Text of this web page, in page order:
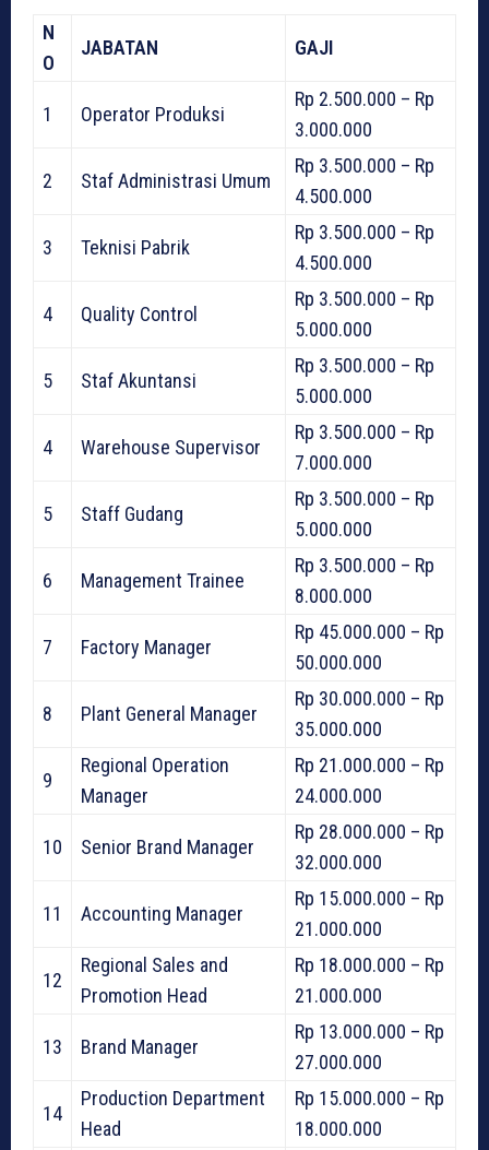
N
O
JABATAN GAJI
1 Operator Produksi
Rp 2.500.000 – Rp
3.000.000
2 Staf Administrasi Umum
Rp 3.500.000 – Rp
4.500.000
3 Teknisi Pabrik
Rp 3.500.000 – Rp
4.500.000
4 Quality Control
Rp 3.500.000 – Rp
5.000.000
5 Staf Akuntansi
Rp 3.500.000 – Rp
5.000.000
4 Warehouse Supervisor
Rp 3.500.000 – Rp
7.000.000
5 Staff Gudang
Rp 3.500.000 – Rp
5.000.000
6 Management Trainee
Rp 3.500.000 – Rp
8.000.000
7 Factory Manager
Rp 45.000.000 – Rp
50.000.000
8 Plant General Manager
Rp 30.000.000 – Rp
35.000.000
9
Regional Operation
Manager
Rp 21.000.000 – Rp
24.000.000
10 Senior Brand Manager
Rp 28.000.000 – Rp
32.000.000
11 Accounting Manager
Rp 15.000.000 – Rp
21.000.000
12
Regional Sales and
Promotion Head
Rp 18.000.000 – Rp
21.000.000
13 Brand Manager
Rp 13.000.000 – Rp
27.000.000
14
Production Department
Head
Rp 15.000.000 – Rp
18.000.000